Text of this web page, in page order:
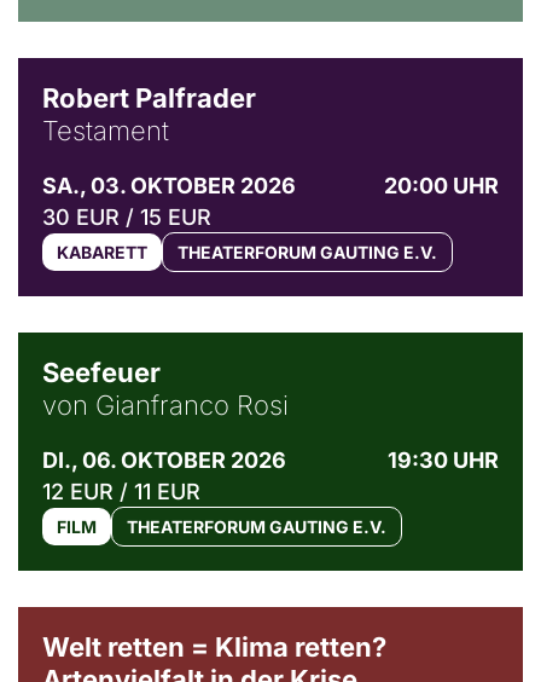
Robert Palfrader
Testament
SA., 03. OKTOBER 2026
20:00 UHR
30 EUR / 15 EUR
KABARETT THEATERFORUM GAUTING E.V.
Seefeuer
von Gianfranco Rosi
DI., 06. OKTOBER 2026
19:30 UHR
12 EUR / 11 EUR
FILM THEATERFORUM GAUTING E.V.
Welt retten = Klima retten?